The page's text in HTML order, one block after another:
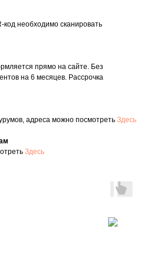
необходимо сканировать
прямо на сайте. Без
на 6 месяцев. Рассрочка
адреса можно посмотреть Здесь
Здесь